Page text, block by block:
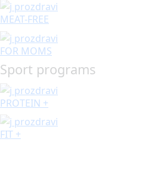
MEAT-FREE
FOR MOMS
Sport programs
PROTEIN +
FIT +